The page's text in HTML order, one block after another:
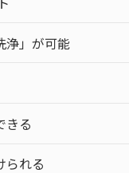
浄」が可能
きる
られる